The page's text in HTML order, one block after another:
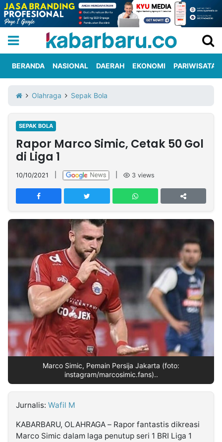
Iklan
Berita
Kami
Nasional
International
Olahraga
Entertainment
Daerah
Pariwisata
Kuliner
Kolom
Network
PT
TREETAN
MULTIMEDIA
INDONESIA
Partner
Insight
Jogja
Rakyat
Idealita
News
Notice
Dinamikapost.com
Seedbacklink
Follow
Kabarbaru
BERANDA NASIONAL DAERAH EKONOMI PARIWISATA
Olahraga Sepak Bola
SEPAK BOLA
Rapor Marco Simic, Cetak 50 Gol
di Liga 1
10/10/2021 3 views
Marco Simic, Pemain Persija Jakarta (foto:
instagram/marcosimic.fans)..
Jurnalis: Wafil M
KABARBARU, OLAHRAGA – Rapor fantastis dikreasi
Marco Simic dalam laga penutup seri 1 BRI Liga 1